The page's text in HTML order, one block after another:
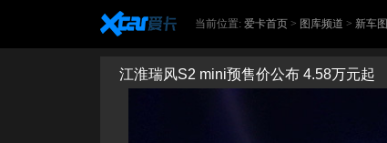
当前位置: 爱卡首页 > 图库频道 > 新车图
江淮瑞风S2 mini预售价公布 4.58万元起